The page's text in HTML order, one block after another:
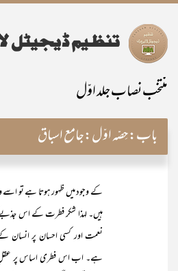
منتخب نصاب جلد اوّل
باب:حِصّہ اوّل:جامع اسباق
کے وجود میں ظہور ہوتا ہے تو اسے
ہیں۔ لہذا شکر فطرت کے اس جذبے
نعمت اور کسی احسان پر انسان
ہے۔ اب اس فطری اساس پر